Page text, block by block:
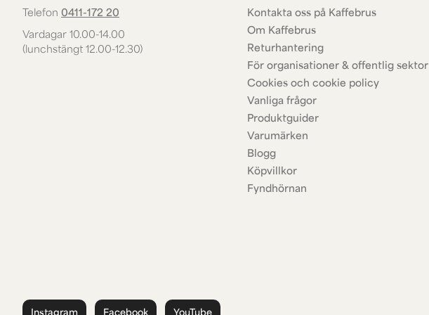
Telefon 0411-172 20
Vardagar 10.00-14.00
(lunchstängt 12.00-12.30)
Kontakta oss på Kaffebrus
Om Kaffebrus
Returhantering
För organisationer & offentlig sektor
Cookies och cookie policy
Vanliga frågor
Produktguider
Varumärken
Blogg
Köpvillkor
Fyndhörnan